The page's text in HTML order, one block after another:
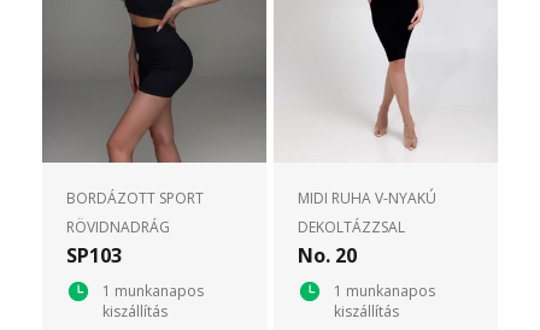
BORDÁZOTT SPORT
RÖVIDNADRÁG
SP103
1 munkanapos
kiszállítás
MIDI RUHA V-NYAKÚ
DEKOLTÁZZSAL
No. 20
1 munkanapos
kiszállítás